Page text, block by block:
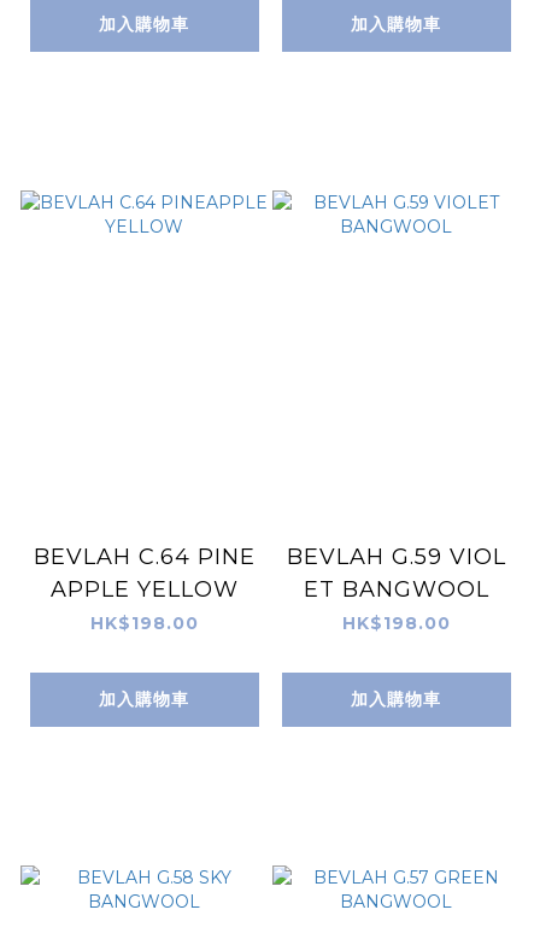
加入購物車 加入購物車
BEVLAH C.64 PINE
APPLE YELLOW
HK$198.00
加入購物車
BEVLAH G.59 VIOL
ET BANGWOOL
HK$198.00
加入購物車